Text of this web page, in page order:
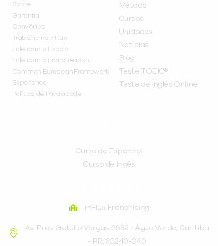
Sobre
Garantia
Convênios
Trabalhe na inFlux
Fale com a Escola
Fale com a Franqueadora
Common European Framework
Experience
Política de Privacidade
Método
Cursos
Unidades
Notícias
Blog
Teste TOEIC®
Teste de Inglês Online
Curso de Espanhol
Curso de Ingês
inFlux Franchising
Av. Pres. Getúlio Vargas, 2635 - Água Verde, Curitiba
- PR, 80240-040